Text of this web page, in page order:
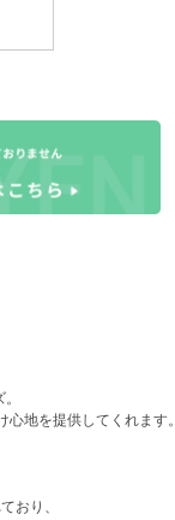
地を提供してくれます。
おり、